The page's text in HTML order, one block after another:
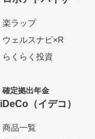
楽ラップ
ウェルスナビ×R
らくらく投資
確定拠出年金
iDeCo（イデコ）
商品一覧